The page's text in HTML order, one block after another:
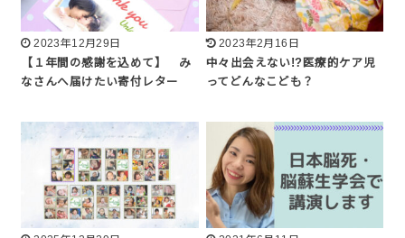
2023年12月29日
【１年間の感謝を込めて】 み
なさんへ届けたい寄付レター
2023年2月16日
中々出会えない!?医療的ケア児
ってどんなこども？